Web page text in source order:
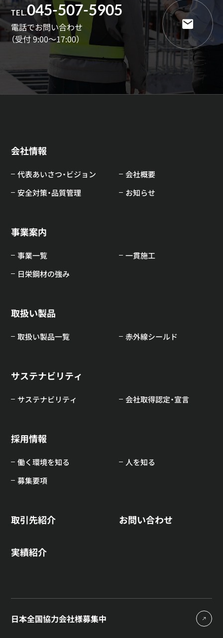
TEL.045-507-5905
電話でお問い合わせ
（受付 9:00～17:00）
会社情報
代表あいさつ・ビジョン
会社概要
安全対策・品質管理
お知らせ
事業案内
事業一覧
一貫施工
日栄鋼材の強み
取扱い製品
取扱い製品一覧 赤外線シールド
サステナビリティ
サステナビリティ 会社取得認定・宣言
採用情報
働く環境を知る
人を知る
募集要項
取引先紹介
実績紹介
お問い合わせ
日本全国協力会社様募集中